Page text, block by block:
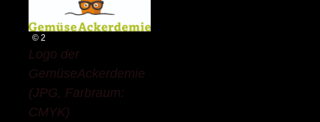
© 2
Logo der
GemüseAckerdemie
(JPG, Farbraum:
CMYK)